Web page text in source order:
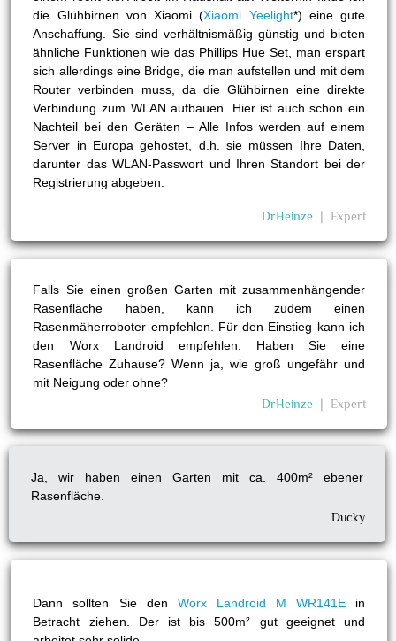
die Glühbirnen von Xiaomi (Xiaomi Yeelight*) eine gute
Anschaffung. Sie sind verhältnismäßig günstig und bieten
ähnliche Funktionen wie das Phillips Hue Set, man erspart
sich allerdings eine Bridge, die man aufstellen und mit dem
Router verbinden muss, da die Glühbirnen eine direkte
Verbindung zum WLAN aufbauen. Hier ist auch schon ein
Nachteil bei den Geräten – Alle Infos werden auf einem
Server in Europa gehostet, d.h. sie müssen Ihre Daten,
darunter das WLAN-Passwort und Ihren Standort bei der
Registrierung abgeben.
DrHeinze Expert
Falls Sie einen großen Garten mit zusammenhängender
Rasenfläche haben, kann ich zudem einen
Rasenmäherroboter empfehlen. Für den Einstieg kann ich
den Worx Landroid empfehlen. Haben Sie eine
Rasenfläche Zuhause? Wenn ja, wie groß ungefähr und
mit Neigung oder ohne?
DrHeinze
Expert
Ja, wir haben einen Garten mit ca. 400m² ebener
Rasenfläche.
Ducky
Dann sollten Sie den Worx Landroid M WR141Ein
Betracht ziehen. Der ist bis 500m² gut geeignet und